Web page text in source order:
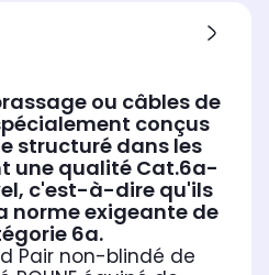
ou câbles de
conçus
structuré dans les
une qualité Cat.6a-
c'est-à-dire qu'ils
norme exigeante de
6a.
Pair non-blindé de